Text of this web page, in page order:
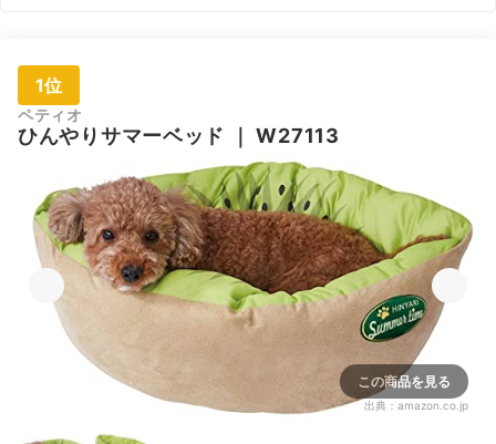
1位
ペティオ
ひんやりサマーベッド ｜W27113
この商品を見る
出典： amazon.co.jp